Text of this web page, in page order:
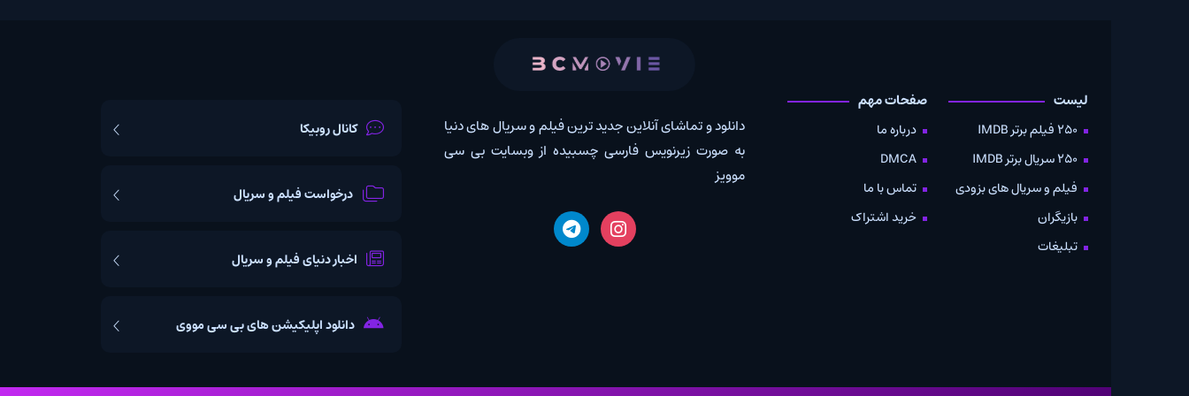
فیلم و سریال های بزودی
صفحات مهم
درباره ما
DMCA
تماس با ما
دانلود و تماشای آنلاین جدید ترین فیلم و سریال های دنیا
به صورت زیرنویس فارسی چسبیده از وبسایت بی سی
کانال روبیکا
درخواست فیلم و سریال
اخبار دنیای فیلم و سریال
دانلود اپلیکیشن های بی سی مووی